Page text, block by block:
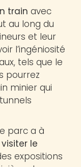
train avec
au long du
et leur
l’ingéniosité
tels que le
pourrez
minier qui
parc a à
visiter le
expositions